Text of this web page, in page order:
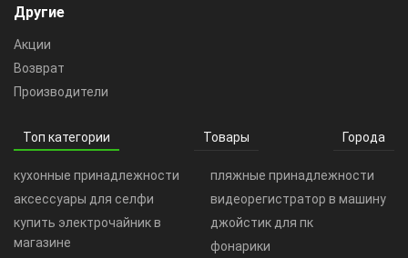
Другие
Акции
Возврат
Производители
Топ категории Товары Города
кухонные принадлежности
аксессуары для селфи
купить электрочайник в
магазине
пляжные принадлежности
видеорегистратор в машину
джойстик для пк
фонарики